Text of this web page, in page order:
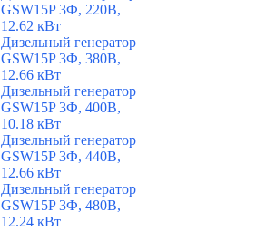
GSW15P 3Ф, 220В,
12.62 кВт
Дизельный генератор
GSW15P 3Ф, 380В,
12.66 кВт
Дизельный генератор
GSW15P 3Ф, 400В,
10.18 кВт
Дизельный генератор
GSW15P 3Ф, 440В,
12.66 кВт
Дизельный генератор
GSW15P 3Ф, 480В,
12.24 кВт